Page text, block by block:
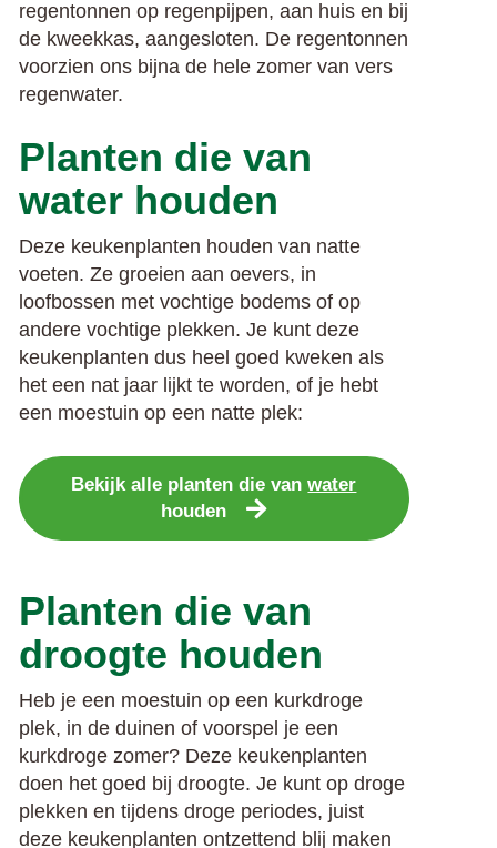
regentonnen op regenpijpen, aan huis en bij
de kweekkas, aangesloten. De regentonnen
voorzien ons bijna de hele zomer van vers
regenwater.
Planten die van
water houden
Deze keukenplanten houden van natte
voeten. Ze groeien aan oevers, in
loofbossen met vochtige bodems of op
andere vochtige plekken. Je kunt deze
keukenplanten dus heel goed kweken als
het een nat jaar lijkt te worden, of je hebt
een moestuin op een natte plek:
Bekijk alle planten die vanwater
houden
Planten die van
droogte houden
Heb je een moestuin op een kurkdroge
plek, in de duinen of voorspel je een
kurkdroge zomer? Deze keukenplanten
doen het goed bij droogte. Je kunt op droge
plekken en tijdens droge periodes, juist
deze keukenplanten ontzettend blij maken